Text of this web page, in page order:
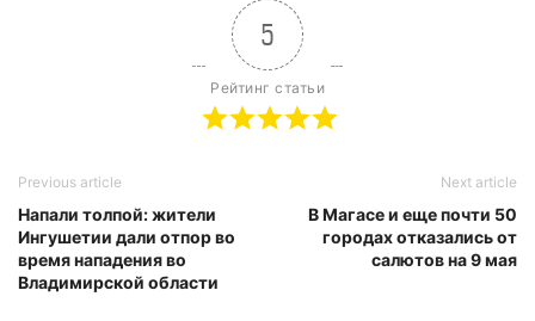
5
Рейтинг статьи
Previous article
Напали толпой: жители
Ингушетии дали отпор во
время нападения во
Владимирской области
Next article
В Магасе и еще почти 50
городах отказались от
салютов на 9 мая